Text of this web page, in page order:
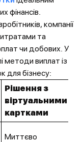
фінансів.
компанії
та
чи добових. У
методи виплат із
для бізнесу:
Рішення з
віртуальними
картками
Миттєво